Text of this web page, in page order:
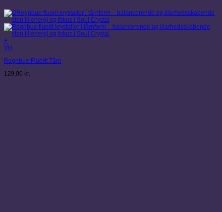
+
Vis
Regnbue Fluorit Tårn
129,00 kr.